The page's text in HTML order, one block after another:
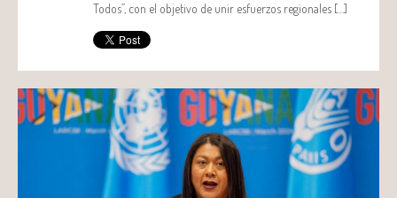
Todos”, con el objetivo de unir esfuerzos regionales […]